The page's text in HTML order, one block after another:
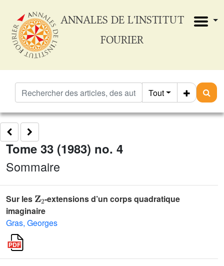
ANNALES DE L'INSTITUT
FOURIER
Tout
Tome 33 (1983) no. 4
Sommaire
Sur les
-extensions d’un corps quadratique
imaginaire
Gras, Georges